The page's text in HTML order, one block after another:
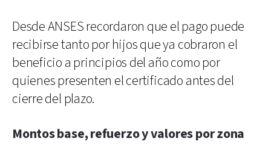
Desde ANSES recordaron que el pago puede
recibirse tanto por hijos que ya cobraron el
beneficio a principios del año como por
quienes presenten el certificado antes del
cierre del plazo.
Montos base, refuerzo y valores por zona